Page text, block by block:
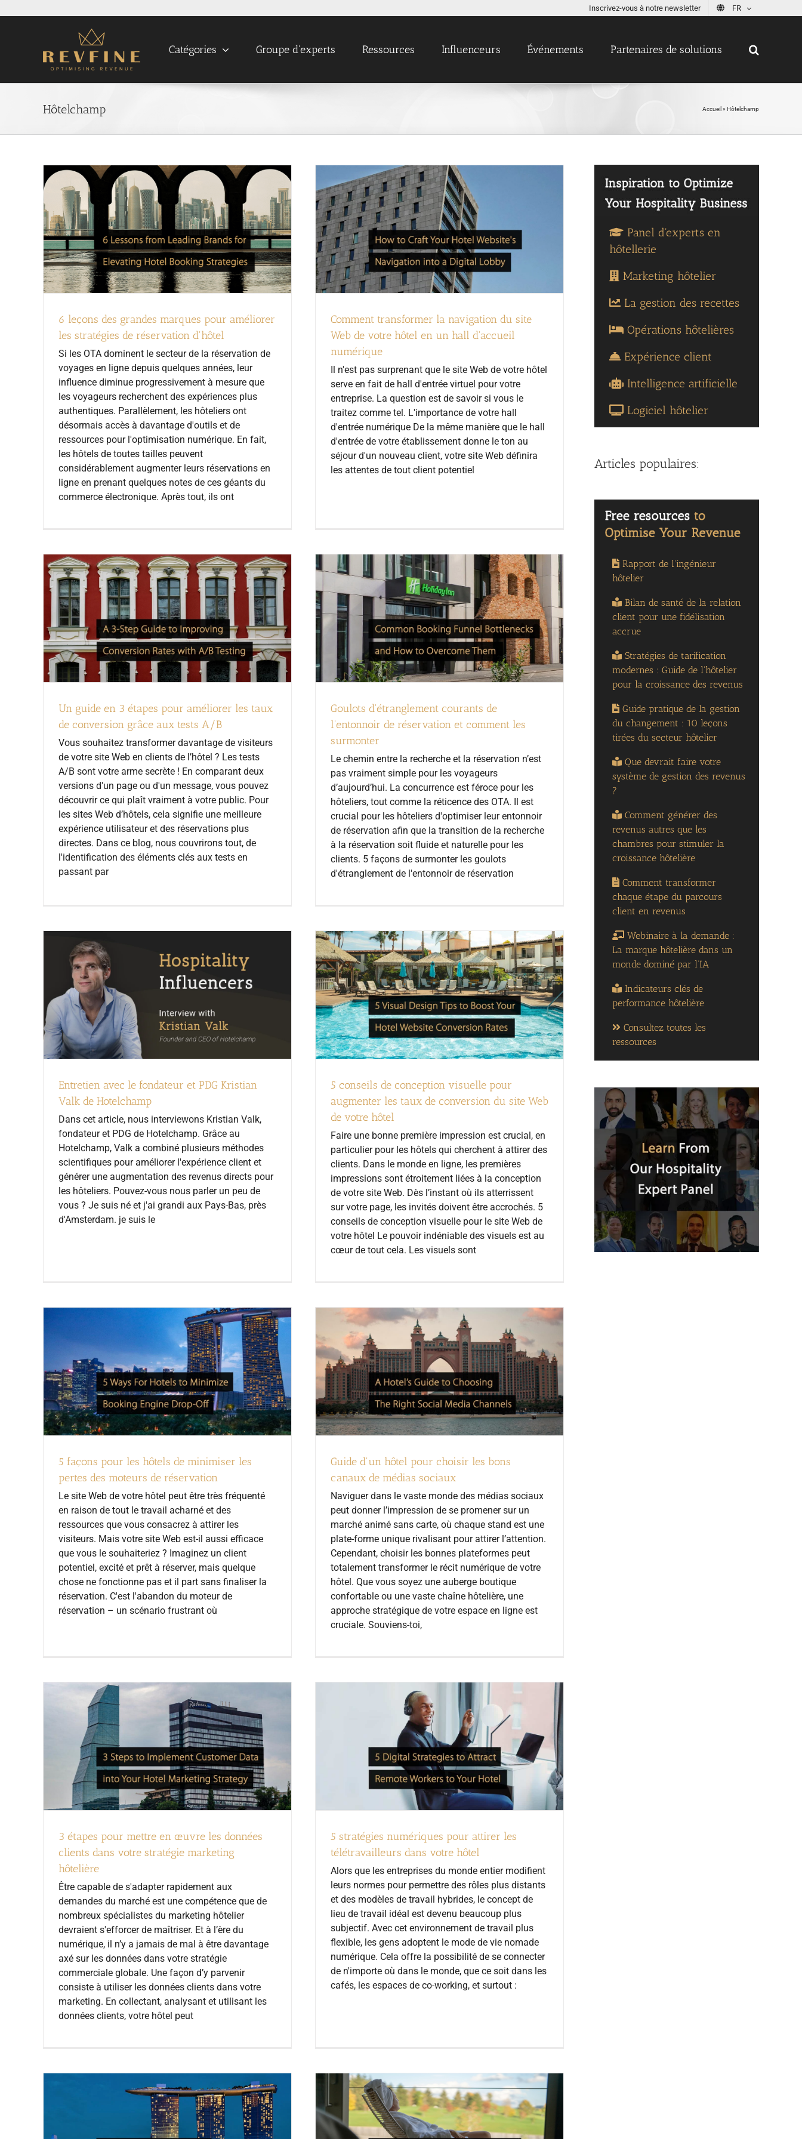
Inscrivez-vous à notre newsletter FR
Catégories Groupe d'experts Ressources Influenceurs Événements Partenaires de solutions
Hôtelchamp Accueil » Hôtelchamp
6 leçons des grandes marques pour améliorer
les stratégies de réservation d'hôtel
Si les OTA dominent le secteur de la réservation de
voyages en ligne depuis quelques années, leur
influence diminue progressivement à mesure que
les voyageurs recherchent des expériences plus
authentiques. Parallèlement, les hôteliers ont
désormais accès à davantage d'outils et de
ressources pour l'optimisation numérique. En fait,
les hôtels de toutes tailles peuvent
considérablement augmenter leurs réservations en
ligne en prenant quelques notes de ces géants du
commerce électronique. Après tout, ils ont
Comment transformer la navigation du site
Web de votre hôtel en un hall d'accueil
numérique
Il n'est pas surprenant que le site Web de votre hôtel
serve en fait de hall d'entrée virtuel pour votre
entreprise. La question est de savoir si vous le
traitez comme tel. L'importance de votre hall
d'entrée numérique De la même manière que le hall
d'entrée de votre établissement donne le ton au
séjour d'un nouveau client, votre site Web définira
les attentes de tout client potentiel
Un guide en 3 étapes pour améliorer les taux
de conversion grâce aux tests A/B
Vous souhaitez transformer davantage de visiteurs
de votre site Web en clients de l’hôtel ? Les tests
A/B sont votre arme secrète ! En comparant deux
versions d'un page ou d'un message, vous pouvez
découvrir ce qui plaît vraiment à votre public. Pour
les sites Web d’hôtels, cela signifie une meilleure
expérience utilisateur et des réservations plus
directes. Dans ce blog, nous couvrirons tout, de
l'identification des éléments clés aux tests en
passant par
Goulots d'étranglement courants de
l'entonnoir de réservation et comment les
surmonter
Le chemin entre la recherche et la réservation n’est
pas vraiment simple pour les voyageurs
d’aujourd’hui. La concurrence est féroce pour les
hôteliers, tout comme la réticence des OTA. Il est
crucial pour les hôteliers d'optimiser leur entonnoir
de réservation afin que la transition de la recherche
à la réservation soit fluide et naturelle pour les
clients. 5 façons de surmonter les goulots
d'étranglement de l'entonnoir de réservation
Entretien avec le fondateur et PDG Kristian
Valk de Hotelchamp
Dans cet article, nous interviewons Kristian Valk,
fondateur et PDG de Hotelchamp. Grâce au
Hotelchamp, Valk a combiné plusieurs méthodes
scientifiques pour améliorer l'expérience client et
générer une augmentation des revenus directs pour
les hôteliers. Pouvez-vous nous parler un peu de
vous ? Je suis né et j'ai grandi aux Pays-Bas, près
d'Amsterdam. je suis le
5 conseils de conception visuelle pour
augmenter les taux de conversion du site Web
de votre hôtel
Faire une bonne première impression est crucial, en
particulier pour les hôtels qui cherchent à attirer des
clients. Dans le monde en ligne, les premières
impressions sont étroitement liées à la conception
de votre site Web. Dès l’instant où ils atterrissent
sur votre page, les invités doivent être accrochés. 5
conseils de conception visuelle pour le site Web de
votre hôtel Le pouvoir indéniable des visuels est au
cœur de tout cela. Les visuels sont
5 façons pour les hôtels de minimiser les
pertes des moteurs de réservation
Le site Web de votre hôtel peut être très fréquenté
en raison de tout le travail acharné et des
ressources que vous consacrez à attirer les
visiteurs. Mais votre site Web est-il aussi efficace
que vous le souhaiteriez ? Imaginez un client
potentiel, excité et prêt à réserver, mais quelque
chose ne fonctionne pas et il part sans finaliser la
réservation. C'est l'abandon du moteur de
réservation – un scénario frustrant où
Guide d'un hôtel pour choisir les bons
canaux de médias sociaux
Naviguer dans le vaste monde des médias sociaux
peut donner l’impression de se promener sur un
marché animé sans carte, où chaque stand est une
plate-forme unique rivalisant pour attirer l’attention.
Cependant, choisir les bonnes plateformes peut
totalement transformer le récit numérique de votre
hôtel. Que vous soyez une auberge boutique
confortable ou une vaste chaîne hôtelière, une
approche stratégique de votre espace en ligne est
cruciale. Souviens-toi,
3 étapes pour mettre en œuvre les données
clients dans votre stratégie marketing
hôtelière
Être capable de s'adapter rapidement aux
demandes du marché est une compétence que de
nombreux spécialistes du marketing hôtelier
devraient s'efforcer de maîtriser. Et à l’ère du
numérique, il n’y a jamais de mal à être davantage
axé sur les données dans votre stratégie
commerciale globale. Une façon d’y parvenir
consiste à utiliser les données clients dans votre
marketing. En collectant, analysant et utilisant les
données clients, votre hôtel peut
5 stratégies numériques pour attirer les
télétravailleurs dans votre hôtel
Alors que les entreprises du monde entier modifient
leurs normes pour permettre des rôles plus distants
et des modèles de travail hybrides, le concept de
lieu de travail idéal est devenu beaucoup plus
subjectif. Avec cet environnement de travail plus
flexible, les gens adoptent le mode de vie nomade
numérique. Cela offre la possibilité de se connecter
de n'importe où dans le monde, que ce soit dans les
cafés, les espaces de co-working, et surtout :
Panel d'experts en
hôtellerie
Marketing hôtelier
La gestion des recettes
Opérations hôtelières
Expérience client
Intelligence artificielle
Logiciel hôtelier
Articles populaires:
Rapport de l'ingénieur
hôtelier
Bilan de santé de la relation
client pour une fidélisation
accrue
Stratégies de tarification
modernes : Guide de l'hôtelier
pour la croissance des revenus
Guide pratique de la gestion
du changement : 10 leçons
tirées du secteur hôtelier
Que devrait faire votre
système de gestion des revenus
?
Comment générer des
revenus autres que les
chambres pour stimuler la
croissance hôtelière
Comment transformer
chaque étape du parcours
client en revenus
Webinaire à la demande :
La marque hôtelière dans un
monde dominé par l’IA
Indicateurs clés de
performance hôtelière
Consultez toutes les
ressources